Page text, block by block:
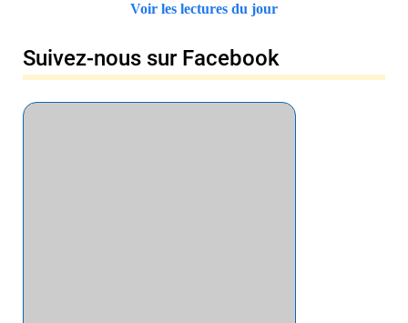
Voir les lectures du jour
Suivez-nous sur Facebook